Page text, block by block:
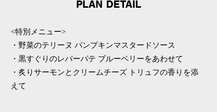
PLAN DETAIL
<特別メニュー>
・野菜のテリーヌ パンプキンマスタードソース
・黒すぐりのレバーパテ ブルーベリーをあわせて
・炙りサーモンとクリームチーズ トリュフの香りを添
えて